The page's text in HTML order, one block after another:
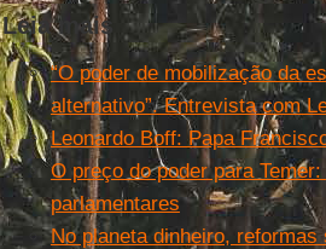
Leia mais
“O poder de mobilização da
alternativo”. Entrevista com
Leonardo Boff: Papa
O preço do poder para
parlamentares
No planeta dinheiro,